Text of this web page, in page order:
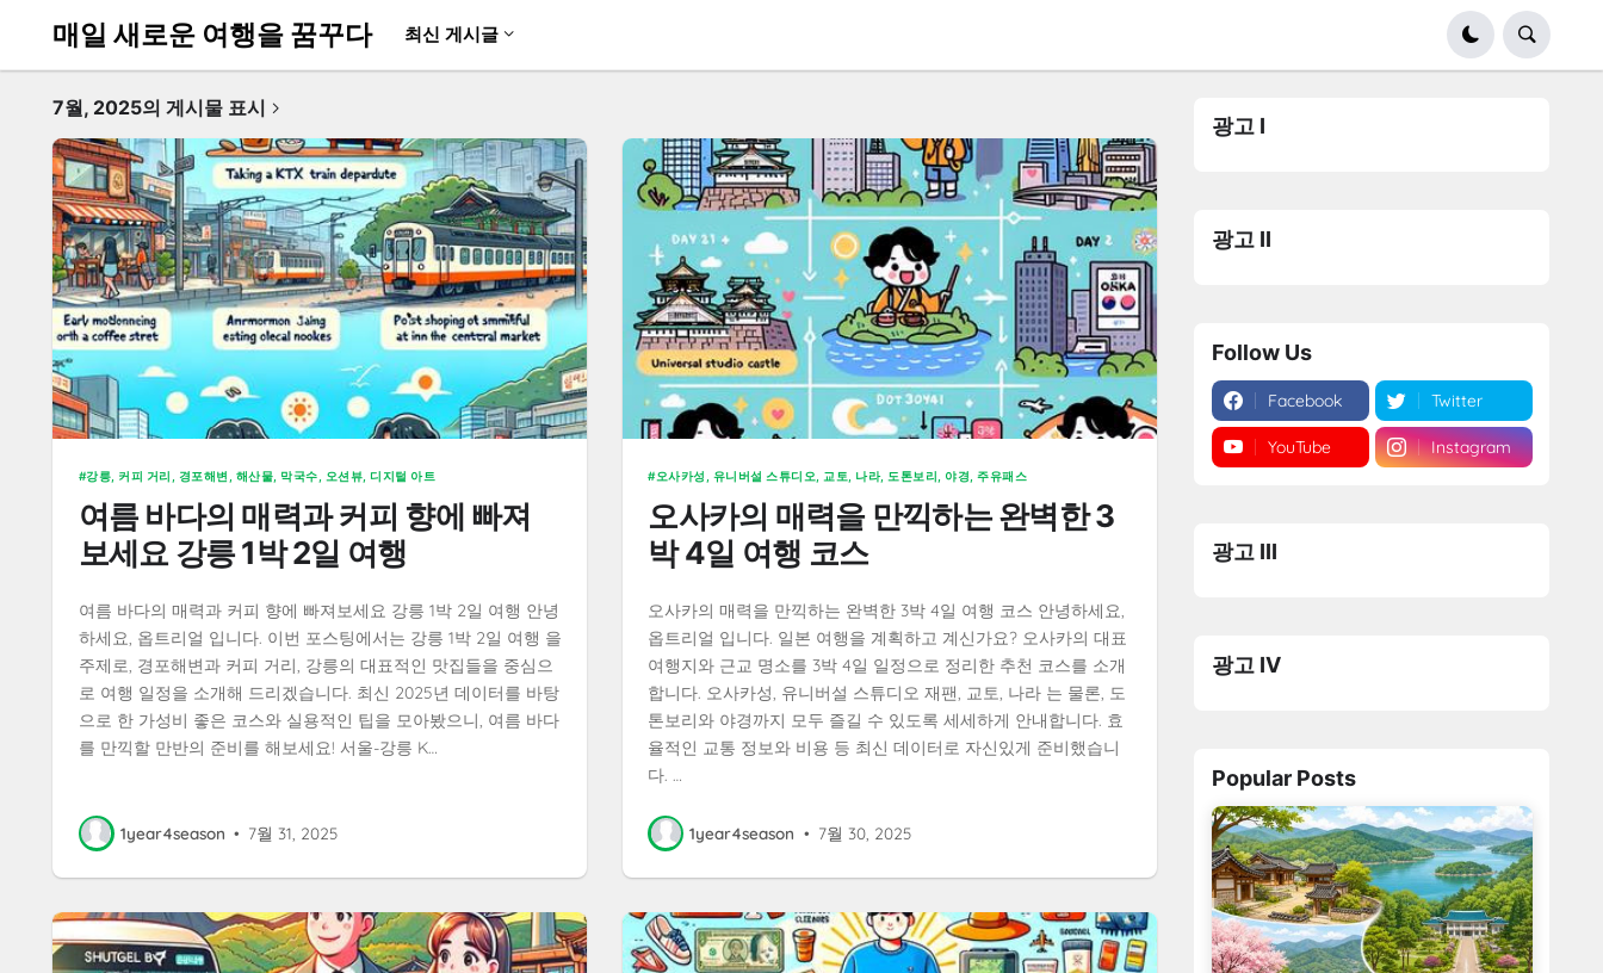
매일 새로운 여행을 꿈꾸다 최신 게시글
7월, 2025의 게시물 표시
강릉, 커피 거리, 경포해변, 해산물, 막국수, 오션뷰, 디지털 아트
여름 바다의 매력과 커피 향에 빠져
보세요 강릉 1박 2일 여행
여름 바다의 매력과 커피 향에 빠져보세요 강릉 1박 2일 여행 안녕
하세요, 옵트리얼 입니다. 이번 포스팅에서는 강릉 1박 2일 여행 을
주제로, 경포해변과 커피 거리, 강릉의 대표적인 맛집들을 중심으
로 여행 일정을 소개해 드리겠습니다. 최신 2025년 데이터를 바탕
으로 한 가성비 좋은 코스와 실용적인 팁을 모아봤으니, 여름 바다
를 만끽할 만반의 준비를 해보세요! 서울-강릉 K…
1year4season • 7월 31, 2025
오사카성, 유니버설 스튜디오, 교토, 나라, 도톤보리, 야경, 주유패스
오사카의 매력을 만끽하는 완벽한 3
박 4일 여행 코스
오사카의 매력을 만끽하는 완벽한 3박 4일 여행 코스 안녕하세요,
옵트리얼 입니다. 일본 여행을 계획하고 계신가요? 오사카의 대표
여행지와 근교 명소를 3박 4일 일정으로 정리한 추천 코스를 소개
합니다. 오사카성, 유니버설 스튜디오 재팬, 교토, 나라 는 물론, 도
톤보리와 야경까지 모두 즐길 수 있도록 세세하게 안내합니다. 효
율적인 교통 정보와 비용 등 최신 데이터로 자신있게 준비했습니
다. …
1year4season • 7월 30, 2025
광고 I
광고 II
Follow Us
Facebook Twitter
YouTube Instagram
광고 III
광고 IV
Popular Posts